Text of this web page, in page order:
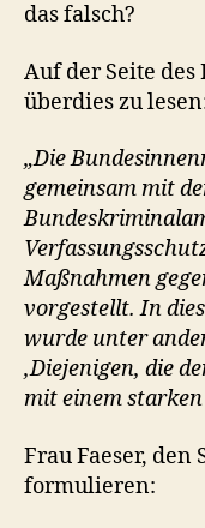
das falsch?
Auf der Seite des
überdies zu
„Die
gemeinsam mit
Maßnahmen
vorgestellt. In
wurde unter
‚Diejenigen, die
mit einem
Frau Faeser, den
formulieren: